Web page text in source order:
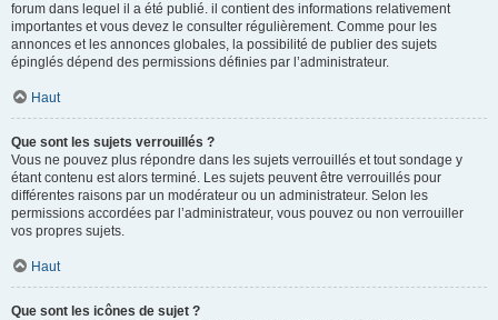
forum dans lequel il a été publié. il contient des informations relativement
importantes et vous devez le consulter régulièrement. Comme pour les
annonces et les annonces globales, la possibilité de publier des sujets
épinglés dépend des permissions définies par l’administrateur.
Haut
Que sont les sujets verrouillés ?
Vous ne pouvez plus répondre dans les sujets verrouillés et tout sondage y
étant contenu est alors terminé. Les sujets peuvent être verrouillés pour
différentes raisons par un modérateur ou un administrateur. Selon les
permissions accordées par l’administrateur, vous pouvez ou non verrouiller
vos propres sujets.
Haut
Que sont les icônes de sujet ?